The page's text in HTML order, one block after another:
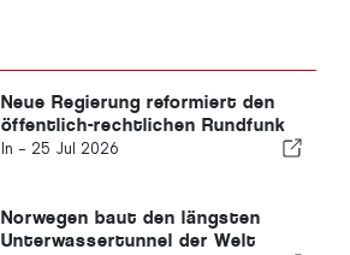
Neue Regierung reformiert den
öffentlich-rechtlichen Rundfunk
In - 25 Jul 2026
Norwegen baut den längsten
Unterwassertunnel der Welt